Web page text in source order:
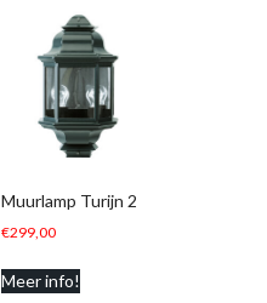
Muurlamp Turijn 2
€299,00
Meer info!